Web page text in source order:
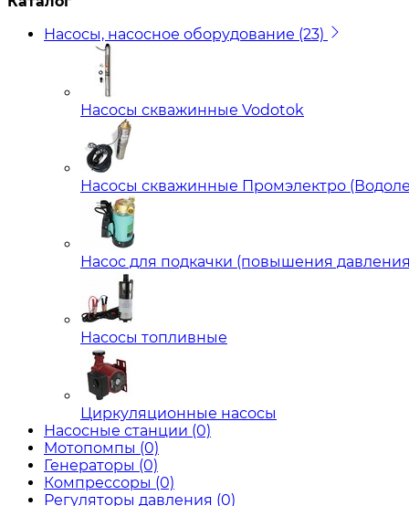
Насосы, насосное оборудование (23)
Насосы скважинные Vodotok
Насосы скважинные Промэлектро
Насос для подкачки (повышения
Насосы топливные
Циркуляционные насосы
Насосные станции (0)
Мотопомпы (0)
Генераторы (0)
Компрессоры (0)
Регуляторы давления (0)